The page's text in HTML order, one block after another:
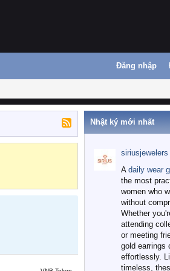
Đăng nhập
Nhật ký mới nhất
siriusjewelers
A daily wear
the most
women who
without
Whether
attending
or meeting
gold earrings
effortlessly.
timeless,